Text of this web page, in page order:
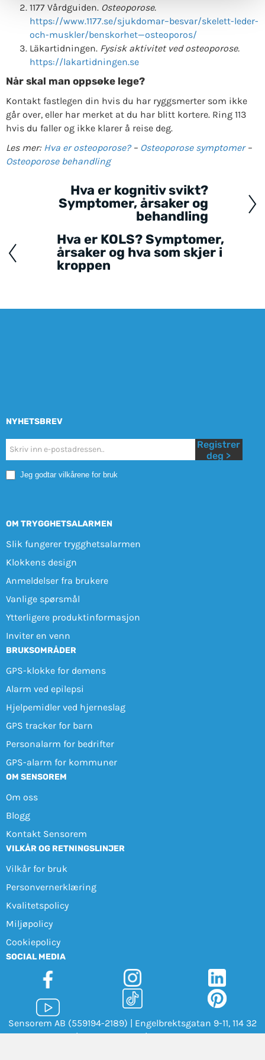
1177 Vårdguiden. Osteoporose.
https://www.1177.se/sjukdomar–besvar/skelett-leder-
och-muskler/benskorhet—osteoporos/
Läkartidningen. Fysisk aktivitet ved osteoporose.
https://lakartidningen.se
Når skal man oppsøke lege?
Kontakt fastlegen din hvis du har ryggsmerter som ikke
går over, eller har merket at du har blitt kortere. Ring 113
hvis du faller og ikke klarer å reise deg.
Les mer: Hva er osteoporose?– Osteoporose symptomer–
Osteoporose behandling
navigation
Hva er kognitiv svikt?
Symptomer, årsaker og
behandling
Hva er KOLS? Symptomer,
årsaker og hva som skjer i
kroppen
NYHETSBREV
Nyhetsbrev
Mobile
Registrer
deg >
Jeg godtar vilkårene for bruk
OM TRYGGHETSALARMEN
Slik fungerer trygghetsalarmen
Klokkens design
Anmeldelser fra brukere
Vanlige spørsmål
Ytterligere produktinformasjon
Inviter en venn
BRUKSOMRÅDER
GPS-klokke for demens
Alarm ved epilepsi
Hjelpemidler ved hjerneslag
GPS tracker for barn
Personalarm for bedrifter
GPS-alarm for kommuner
OM SENSOREM
Om oss
Blogg
Kontakt Sensorem
VILKÅR OG RETNINGSLINJER
Vilkår for bruk
Personvernerklæring
Kvalitetspolicy
Miljøpolicy
Cookiepolicy
SOCIAL MEDIA
Sensorem AB (559194-2189) | Engelbrektsgatan 9-11, 114 32
Stockholm |+47 21 41 54 70|info@sensorem.com